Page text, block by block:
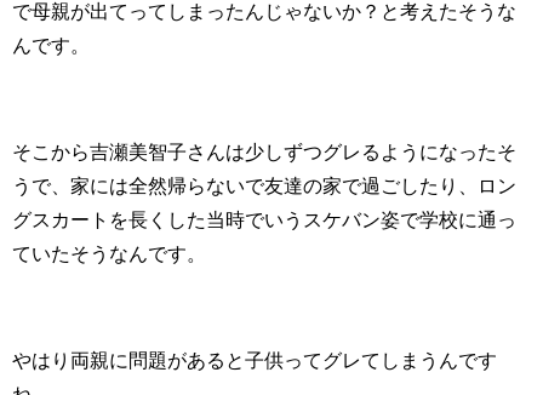
で母親が出てってしまったんじゃないか？と考えたそうな
んです。
そこから吉瀬美智子さんは少しずつグレるようになったそ
うで、家には全然帰らないで友達の家で過ごしたり、ロン
グスカートを長くした当時でいうスケバン姿で学校に通っ
ていたそうなんです。
やはり両親に問題があると子供ってグレてしまうんです